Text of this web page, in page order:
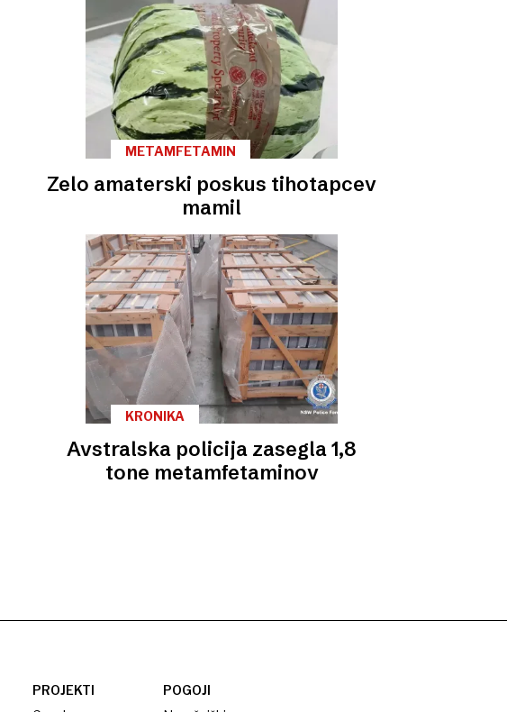
METAMFETAMIN
Zelo amaterski poskus tihotapcev
mamil
KRONIKA
Avstralska policija zasegla 1,8
tone metamfetaminov
PROJEKTI
POGOJI